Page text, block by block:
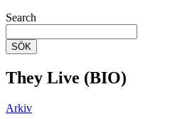
Search
SÖK
They Live (BIO)
Arkiv